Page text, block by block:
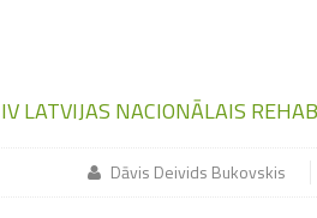
IV LATVIJAS NACIONĀLAIS
Dāvis Deivids Bukovskis